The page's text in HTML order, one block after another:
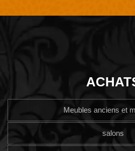
Meubles anciens et
salons